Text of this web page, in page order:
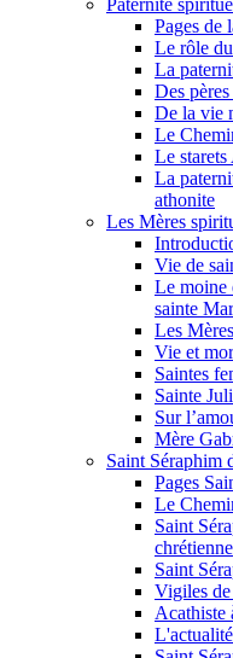
Pages de
Le rôle
La
Des
De la vie
Le
Le
La
athonite
Les Mères
Vie de
Le moine
sainte
Les
Vie et
Saintes
Sainte
Sur
Mère
Saint Séraphim
Pages
Le
Saint
chrétienne
Saint
Vigiles
Acathiste